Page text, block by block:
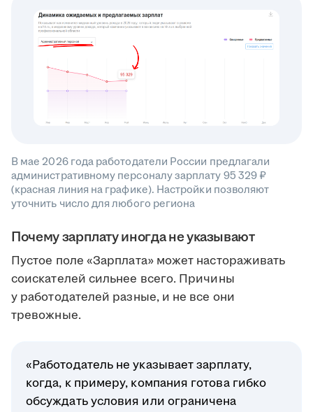
В мае 2026 года работодатели России предлагали
административному персоналу зарплату 95 329 ₽
(красная линия на графике). Настройки позволяют
уточнить число для любого региона
Почему зарплату иногда не указывают
Пустое поле «Зарплата» может настораживать
соискателей сильнее всего. Причины
у работодателей разные, и не все они
тревожные.
«Работодатель не указывает зарплату,
когда, к примеру, компания готова гибко
обсуждать условия или ограничена